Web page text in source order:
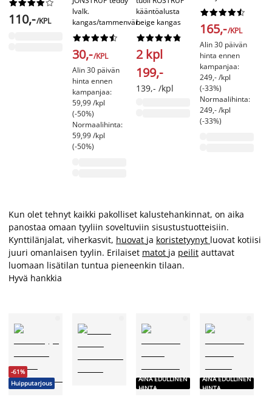






110,-/KPL
lvalk.
kangas/tammenvär.






30,-/KPL
Alin 30 päivän
hinta ennen
kampanjaa:
59,99 /kpl
(-50%)
Normaalihinta:
59,99 /kpl
(-50%)
kääntöalusta
beige kangas






2 kpl
199,-
139,- /kpl






165,-/KPL
Alin 30 päivän
hinta ennen
kampanjaa:
249,- /kpl
(-33%)
Normaalihinta:
249,- /kpl
(-33%)
Kun olet tehnyt kaikki pakolliset kalustehankinnat, on aika
panostaa omaan tyyliin soveltuviin sisustustuotteisiin.
Kynttilänjalat, viherkasvit, huovat ja koristetyynyt luovat kotiisi
juuri omanlaisen tyylin. Erilaiset matot ja peilit auttavat
luomaan lisätilan tuntua pieneenkin tilaan.
Hyvä hankkia
-61%
Huipputarjous
AINA EDULLINEN
HINTA
AINA EDULLINEN
HINTA